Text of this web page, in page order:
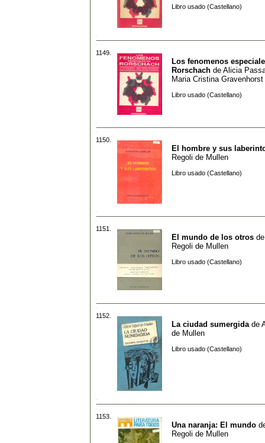
Libro usado (Castellano)
1149.
Los fenomenos
Rorschach de Alicia
Maria Cristina Gravenhorst
Libro usado (Castellano)
1150.
El hombre y sus
Regoli de Mullen
Libro usado (Castellano)
1151.
El mundo de los otros
Regoli de Mullen
Libro usado (Castellano)
1152.
La ciudad sumergida de
de Mullen
Libro usado (Castellano)
1153.
Una naranja: El mundo
Regoli de Mullen